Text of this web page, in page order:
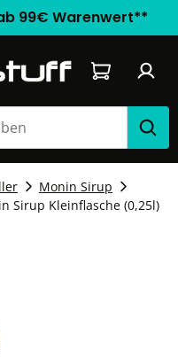
99€ Warenwert**
Warenkorb
Monin Sirup
Sirup Kleinflasche (0,25l)